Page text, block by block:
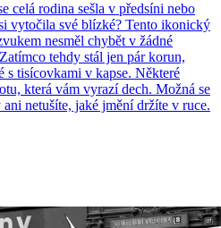
celá rodina sešla v předsíni nebo
vytočila své blízké? Tento ikonický
nesměl chybět v žádné
tehdy stál jen pár korun,
s tisícovkami v kapse. Některé
která vám vyrazí dech. Možná se
netušíte, jaké jmění držíte v ruce.